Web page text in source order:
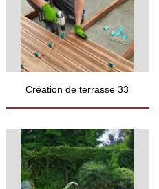
Création de terrasse 33